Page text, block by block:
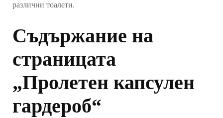
различни тоалети.
Съдържание на
страницата
„Пролетен капсулен
гардероб“